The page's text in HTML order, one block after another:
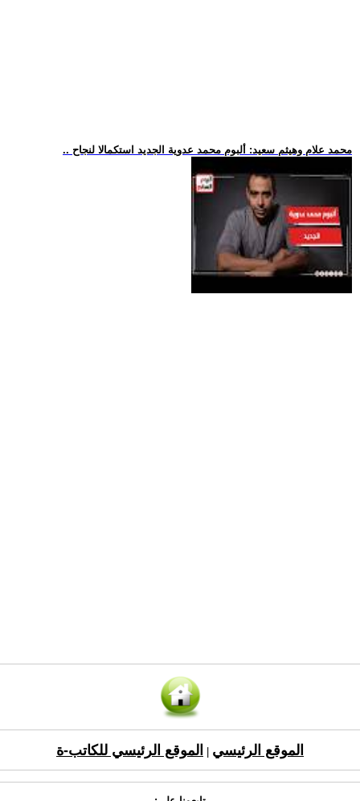
.. محمد علام وهيثم سعيد: ألبوم محمد عدوية الجديد استكمالا لنجاح
الموقع الرئيسي الموقع الرئيسي للكاتب-ة